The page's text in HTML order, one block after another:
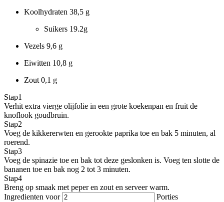
Koolhydraten 38,5 g
Suikers 19.2g
Vezels 9,6 g
Eiwitten 10,8 g
Zout 0,1 g
Stap1
Verhit extra vierge olijfolie in een grote koekenpan en fruit de
knoflook goudbruin.
Stap2
Voeg de kikkererwten en gerookte paprika toe en bak 5 minuten, al
roerend.
Stap3
Voeg de spinazie toe en bak tot deze geslonken is. Voeg ten slotte de
bananen toe en bak nog 2 tot 3 minuten.
Stap4
Breng op smaak met peper en zout en serveer warm.
Ingredienten voor
Porties